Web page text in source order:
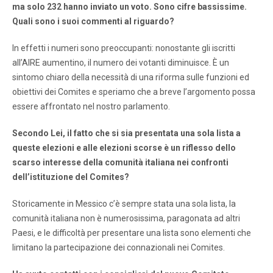
ma solo 232 hanno inviato un voto. Sono cifre bassissime.
Quali sono i suoi commenti al riguardo?
In effetti i numeri sono preoccupanti: nonostante gli iscritti
all’AIRE aumentino, il numero dei votanti diminuisce. È un
sintomo chiaro della necessità di una riforma sulle funzioni ed
obiettivi dei Comites e speriamo che a breve l’argomento possa
essere affrontato nel nostro parlamento.
Secondo Lei, il fatto che si sia presentata una sola lista a
queste elezioni e alle elezioni scorse è un riflesso dello
scarso interesse della comunità italiana nei confronti
dell’istituzione del Comites?
Storicamente in Messico c’è sempre stata una sola lista, la
comunità italiana non è numerosissima, paragonata ad altri
Paesi, e le difficoltà per presentare una lista sono elementi che
limitano la partecipazione dei connazionali nei Comites.